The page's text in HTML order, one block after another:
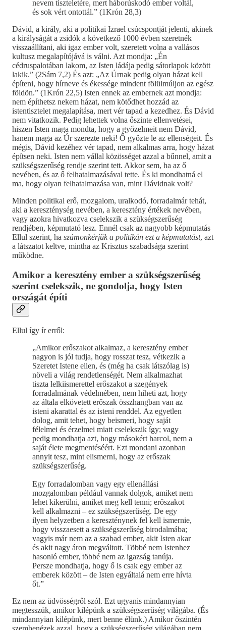
nevem tiszteletére, mert háborúskodó ember voltál,
és sok vért ontottál.” (1Krón 28,3)
Dávid, a király, aki a politikai Izrael csúcspontját jelenti, akinek
a királyságát a zsidók a következő 1000 évben szeretnék
visszaállítani, aki igaz ember volt, szeretett volna a vallásos
kultusz megalapítójává is válni. Azt mondja: „Én
cédruspalotában lakom, az Isten ládája pedig sátorlapok között
lakik.” (2Sám 7,2) És azt: „Az Úrnak pedig olyan házat kell
építeni, hogy hírneve és ékessége mindent fölülmúljon az egész
földön.” (1Krón 22,5) Isten ennek az embernek azt mondja:
nem építhetsz nekem házat, nem kötődhet hozzád az
istentisztelet megalapítása, mert vér tapad a kezedhez. És Dávid
nem vitatkozik. Pedig lehettek volna őszinte ellenvetései,
hiszen Isten maga mondta, hogy a győzelmeit nem Dávid,
hanem maga az Úr szerezte neki! Ő győzte le az ellenségeit. És
mégis, Dávid kezéhez vér tapad, nem alkalmas arra, hogy házat
építsen neki. Isten nem vállal közösséget azzal a bűnnel, amit a
szükségszerűség rendje szerint tett. Akkor sem, ha az ő
nevében, és az ő felhatalmazásával tette. És ki mondhatná el
ma, hogy olyan felhatalmazása van, mint Dávidnak volt?
Minden politikai erő, mozgalom, uralkodó, forradalmár tehát,
aki a kereszténység nevében, a keresztény értékek nevében,
vagy azokra hivatkozva cselekszik a szükségszerűség
rendjében, képmutató lesz. Ennél csak az nagyobb képmutatás
Ellul szerint, ha számonkérjük a politikán ezt a képmutatást, azt
a látszatot keltve, mintha az Krisztus szabadsága szerint
működne.
Amikor a keresztény ember a szükségszerűség
szerint cselekszik, ne gondolja, hogy Isten
országát építi
Ellul így ír erről:
„Amikor erőszakot alkalmaz, a keresztény ember
nagyon is jól tudja, hogy rosszat tesz, vétkezik a
Szeretet Istene ellen, és (még ha csak látszólag is)
növeli a világ rendetlenségét. Nem alkalmazhat
tiszta lelkiismerettel erőszakot a szegények
forradalmának védelmében, nem hiheti azt, hogy
az általa elkövetett erőszak összhangban van az
isteni akarattal és az isteni renddel. Az egyetlen
dolog, amit tehet, hogy beismeri, hogy saját
félelmei és érzelmei miatt cselekszik így; vagy
pedig mondhatja azt, hogy másokért harcol, nem a
saját élete megmentéséért. Ezt mondani azonban
annyit tesz, mint elismerni, hogy az erőszak
szükségszerűség.
Egy forradalomban vagy egy ellenállási
mozgalomban például vannak dolgok, amiket nem
lehet kikerülni, amiket meg kell tenni; erőszakot
kell alkalmazni – ez szükségszerűség. De egy
ilyen helyzetben a kereszténynek fel kell ismernie,
hogy visszaesett a szükségszerűség birodalmába;
vagyis már nem az a szabad ember, akit Isten akar
és akit nagy áron megváltott. Többé nem Istenhez
hasonló ember, többé nem az igazság tanúja.
Persze mondhatja, hogy ő is csak egy ember az
emberek között – de Isten egyáltalá nem erre hívta
őt.”
Ez nem az üdvösségről szól. Ezt ugyanis mindannyian
megtesszük, amikor kilépünk a szükségszerűség világába. (És
mindannyian kilépünk, mert benne élünk.) Amikor őszintén
szembenézek azzal, hogy a szükségszerűség világában nem